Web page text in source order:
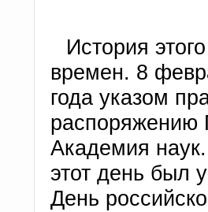
История
времен. 8
года указом
распоряжению
Академия
этот день был
День